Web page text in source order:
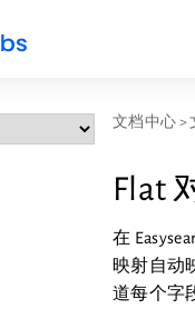
文档中心 >
Flat
在
映射自动
道每个字